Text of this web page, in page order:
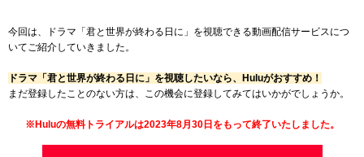
今回は、ドラマ「君と世界が終わる日に」を視聴できる動画配信サービスにつ
いてご紹介していきました。
ドラマ「君と世界が終わる日に」を視聴したいなら、Huluがおすすめ！
まだ登録したことのない方は、この機会に登録してみてはいかがでしょうか。
※Huluの無料トライアルは2023年8月30日をもって終了いたしました。